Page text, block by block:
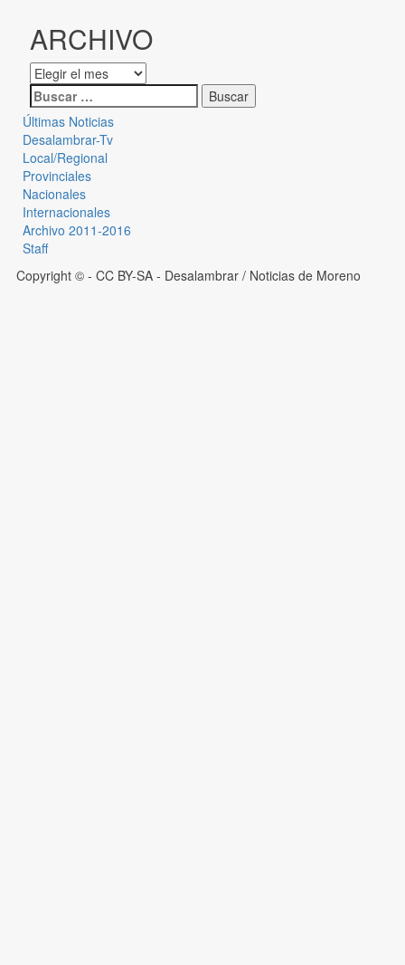
ARCHIVO
Últimas Noticias
Desalambrar-Tv
Local/Regional
Provinciales
Nacionales
Internacionales
Archivo 2011-2016
Staff
Copyright © - CC BY-SA - Desalambrar / Noticias de Moreno